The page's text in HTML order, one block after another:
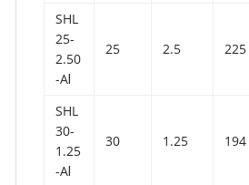
SHL
25-
2.50
-AⅠ
25 2.5 225
SHL
30-
1.25
-AⅠ
30 1.25 194